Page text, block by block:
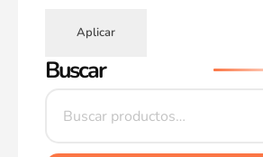
Aplicar
Buscar